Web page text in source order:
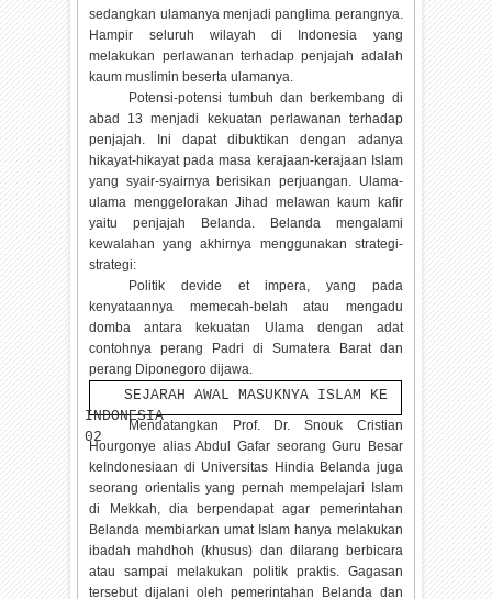
sedangkan ulamanya menjadi panglima perangnya.
Hampir seluruh wilayah di Indonesia yang
melakukan perlawanan terhadap penjajah adalah
kaum muslimin beserta ulamanya.
Potensi-potensi tumbuh dan berkembang di
abad 13 menjadi kekuatan perlawanan terhadap
penjajah. Ini dapat dibuktikan dengan adanya
hikayat-hikayat pada masa kerajaan-kerajaan Islam
yang syair-syairnya berisikan perjuangan. Ulama-
ulama menggelorakan Jihad melawan kaum kafir
yaitu penjajah Belanda. Belanda mengalami
kewalahan yang akhirnya menggunakan strategi-
strategi:
Politik devide et impera, yang pada
kenyataannya memecah-belah atau mengadu
domba antara kekuatan Ulama dengan adat
contohnya perang Padri di Sumatera Barat dan
perang Diponegoro dijawa.
SEJARAH AWAL MASUKNYA ISLAM KE
INDONESIA
02
Mendatangkan Prof. Dr. Snouk Cristian
Hourgonye alias Abdul Gafar seorang Guru Besar
keIndonesiaan di Universitas Hindia Belanda juga
seorang orientalis yang pernah mempelajari Islam
di Mekkah, dia berpendapat agar pemerintahan
Belanda membiarkan umat Islam hanya melakukan
ibadah mahdhoh (khusus) dan dilarang berbicara
atau sampai melakukan politik praktis. Gagasan
tersebut dijalani oleh pemerintahan Belanda dan